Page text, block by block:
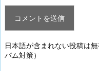
日本語が含まれない投稿は
パム対策）